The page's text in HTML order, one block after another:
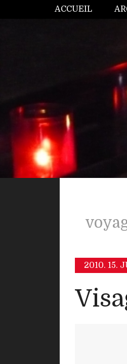
ACCUEIL
2010. 15.